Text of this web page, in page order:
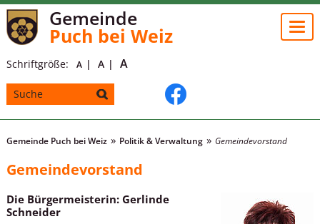
Gemeinde
Puch bei Weiz
Schriftgröße: A A A
Gemeinde Puch bei Weiz Politik & Verwaltung Gemeindevorstand
Gemeindevorstand
Die Bürgermeisterin: Gerlinde
Schneider